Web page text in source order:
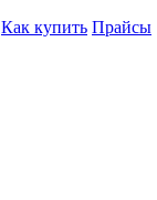
Как купить Прайсы